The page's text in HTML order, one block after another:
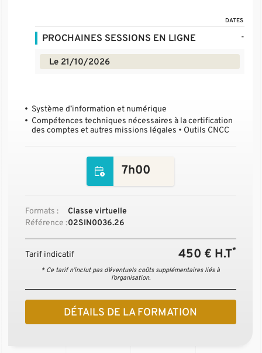
DATES
PROCHAINES SESSIONS EN LIGNE -
Le 21/10/2026
Système d’information et numérique
Compétences techniques nécessaires à la certification
des comptes et autres missions légales • Outils CNCC
7h00
Formats :
Classe virtuelle
Référence :02SIN0036.26
Tarif indicatif 450 € H.T*
* Ce tarif n’inclut pas d’éventuels coûts supplémentaires liés à
l’organisation.
DÉTAILS DE LA FORMATION